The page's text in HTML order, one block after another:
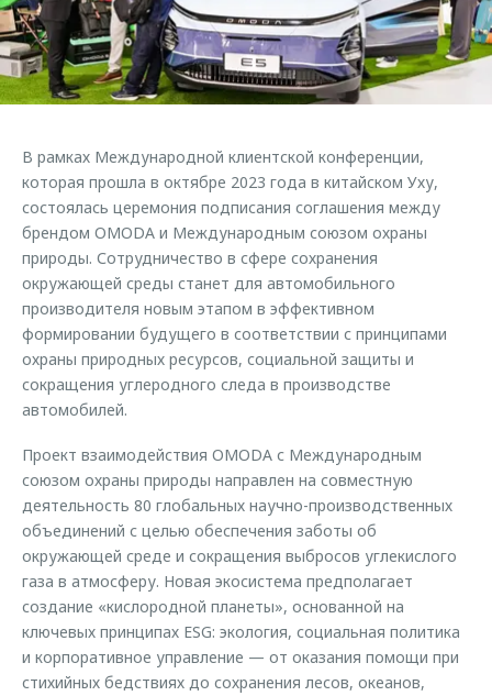
Страхование
Кредитный калькулятор
Аксессуары
Оригинальные аксессуары
Запчасти
Трейд-ин
Калькулятор трейд-ин
Клиентская поддержка
O&J Автоклуб
Клуб владельцев OMODA
Аксессуары
Одежда и сувениры
Оригинальные аксессуары
Запчасти
Обратная связь
В рамках Международной клиентской конференции,
которая прошла в октябре 2023 года в китайском Уху,
состоялась церемония подписания соглашения между
брендом OMODA и Международным союзом охраны
природы. Сотрудничество в сфере сохранения
окружающей среды станет для автомобильного
производителя новым этапом в эффективном
формировании будущего в соответствии с принципами
охраны природных ресурсов, социальной защиты и
сокращения углеродного следа в производстве
автомобилей.
Проект взаимодействия OMODA с Международным
союзом охраны природы направлен на совместную
деятельность 80 глобальных научно-производственных
объединений с целью обеспечения заботы об
окружающей среде и сокращения выбросов углекислого
газа в атмосферу. Новая экосистема предполагает
создание «кислородной планеты», основанной на
ключевых принципах ESG: экология, социальная политика
и корпоративное управление — от оказания помощи при
стихийных бедствиях до сохранения лесов, океанов,